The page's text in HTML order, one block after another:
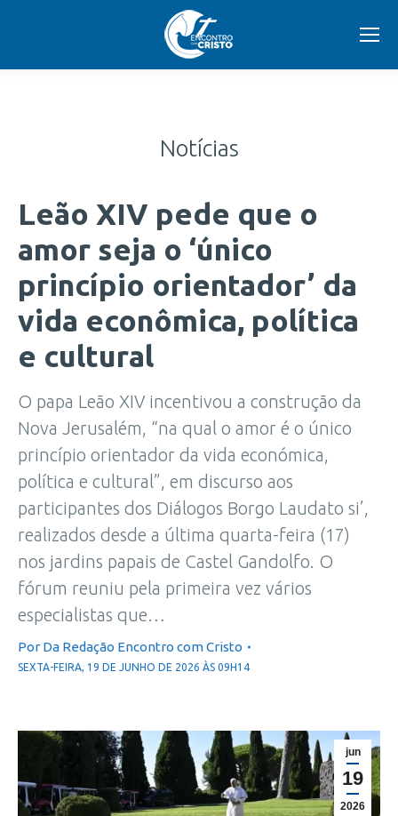
Notícias
Leão XIV pede que o
amor seja o ‘único
princípio orientador’ da
vida econômica, política
e cultural
O papa Leão XIV incentivou a construção da
Nova Jerusalém, “na qual o amor é o único
princípio orientador da vida económica,
política e cultural”, em discurso aos
participantes dos Diálogos Borgo Laudato si’,
realizados desde a última quarta-feira (17)
nos jardins papais de Castel Gandolfo. O
fórum reuniu pela primeira vez vários
especialistas que…
Por Da Redação Encontro com Cristo
SEXTA-FEIRA, 19 DE JUNHO DE 2026 ÀS 09H14
jun
19
2026